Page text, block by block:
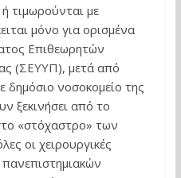
τιμωρούνται με
μόνο για ορισμένα
Επιθεωρητών
(ΣΕΥΥΠ), μετά από
δημόσιο νοσοκομείο της
ξεκινήσει από το
«στόχαστρο» των
οι χειρουργικές
πανεπιστημιακών